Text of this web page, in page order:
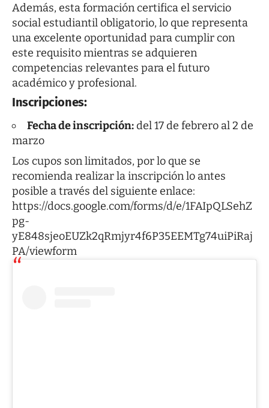
Además, esta formación certifica el servicio
social estudiantil obligatorio, lo que representa
una excelente oportunidad para cumplir con
este requisito mientras se adquieren
competencias relevantes para el futuro
académico y profesional.
Inscripciones:
Fecha de inscripción:del 17 de febrero al 2 de
marzo
Los cupos son limitados, por lo que se
recomienda realizar la inscripción lo antes
posible a través del siguiente enlace:
https://docs.google.com/forms/d/e/1FAIpQLSehZ
pg-
yE848sjeoEUZk2qRmjyr4f6P35EEMTg74uiPiRaj
PA/viewform